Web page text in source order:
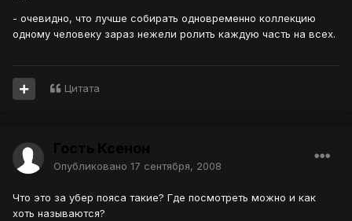
- очевидно, что лучше собирать одновременно коллекцию
одному человеку зараз нежели ролить каждую часть на всех.
Цитата
Опубликовано 17 сентября, 2008
Что это за убер пояса такие? Где посмотреть можно и как
хоть называются?